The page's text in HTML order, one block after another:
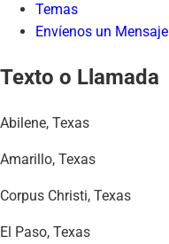
Temas
Envíenos un Mensaje
Texto o Llamada
Abilene, Texas
Amarillo, Texas
Corpus Christi, Texas
El Paso, Texas